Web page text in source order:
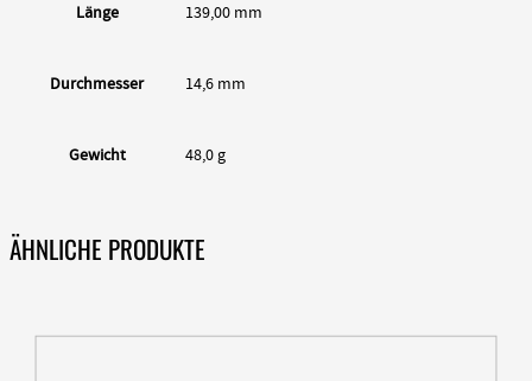
Länge 139,00 mm
Durchmesser 14,6 mm
Gewicht 48,0 g
ÄHNLICHE PRODUKTE